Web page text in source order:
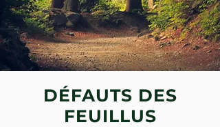
DÉFAUTS DES
FEUILLUS